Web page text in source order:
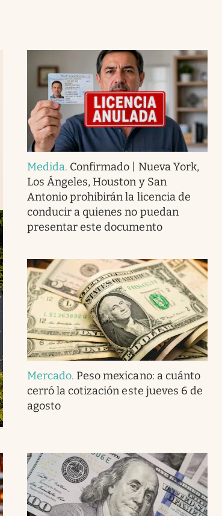
Medida. Confirmado | Nueva York,
Los Ángeles, Houston y San
Antonio prohibirán la licencia de
conducir a quienes no puedan
presentar este documento
Mercado. Peso mexicano: a cuánto
cerró la cotización este jueves 6 de
agosto